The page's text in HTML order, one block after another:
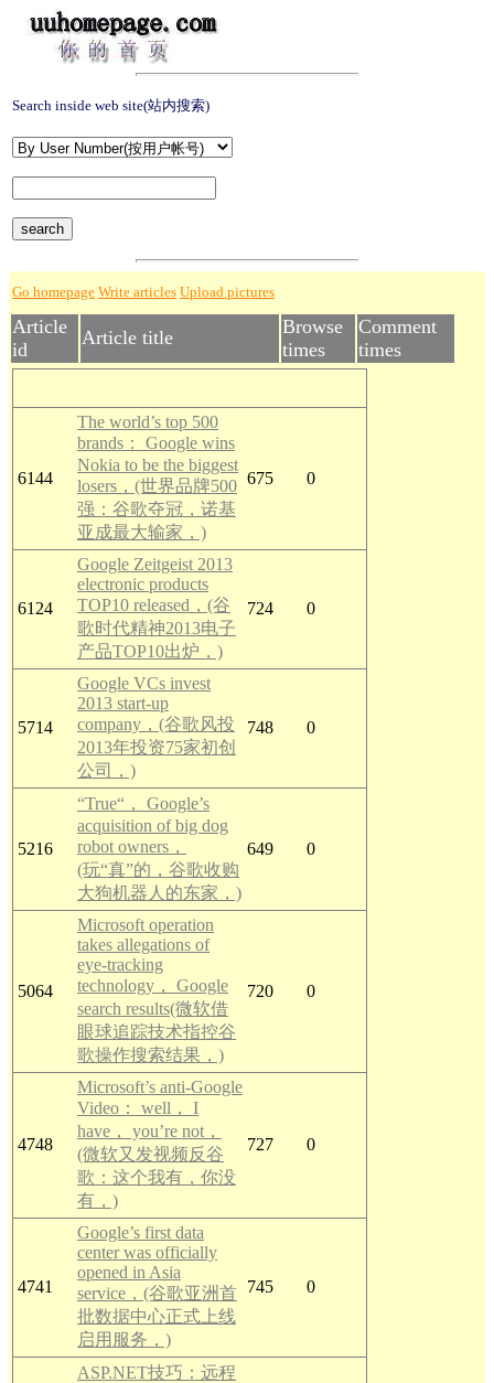
Search inside web site(站内搜索)
Go homepage Write articles Upload pictures
Article
id
Article title
Browse
times
Comment
times
6144
The world’s top 500
brands： Google wins
Nokia to be the biggest
losers，(世界品牌500
强：谷歌夺冠，诺基
亚成最大输家，)
675 0
6124
Google Zeitgeist 2013
electronic products
TOP10 released，(谷
歌时代精神2013电子
产品TOP10出炉，)
724 0
5714
Google VCs invest
2013 start-up
company，(谷歌风投
2013年投资75家初创
公司，)
748 0
5216
“True“， Google’s
acquisition of big dog
robot owners，
(玩“真”的，谷歌收购
大狗机器人的东家，)
649 0
5064
Microsoft operation
takes allegations of
eye-tracking
technology， Google
search results(微软借
眼球追踪技术指控谷
歌操作搜索结果，)
720 0
4748
Microsoft’s anti-Google
Video： well， I
have， you’re not，
(微软又发视频反谷
歌：这个我有，你没
有，)
727 0
4741
Google’s first data
center was officially
opened in Asia
service，(谷歌亚洲首
批数据中心正式上线
启用服务，)
745 0
ASP.NET技巧：远程